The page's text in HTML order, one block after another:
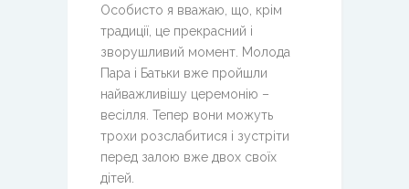
Особисто я вважаю, що, крім
традиції, це прекрасний і
зворушливий момент. Молода
Пара і Батьки вже пройшли
найважливішу церемонію –
весілля. Тепер вони можуть
трохи розслабитися і зустріти
перед залою вже двох своїх
дітей.